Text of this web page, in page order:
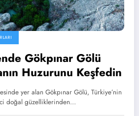
Gökpınar Gölü
Huzurunu Keşfedin
yer alan Gökpınar Gölü, Türkiye’nin
doğal güzelliklerinden…